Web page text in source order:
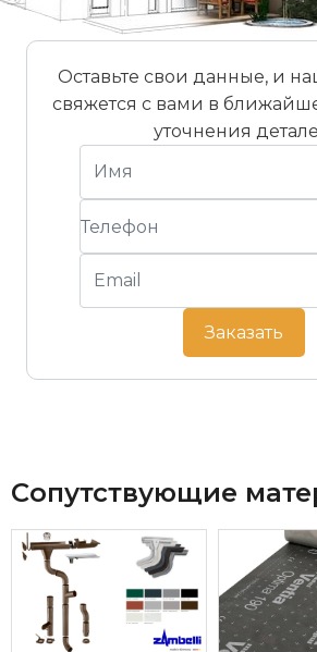
Минимальный уклон крыши
Стандартный уклон крыши
Штук на поддоне
Оставьте свои данные, и
свяжется с вами в
уточнения
Заказать
Сопутствующие